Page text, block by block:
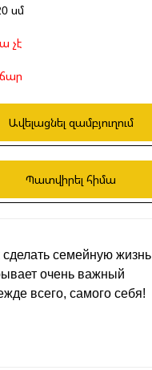
սմ
չէ
Ավելացնել զամբյուղում
Պատվիրել հիմա
сделать семейную жизнь
очень важный
всего, самого себя!